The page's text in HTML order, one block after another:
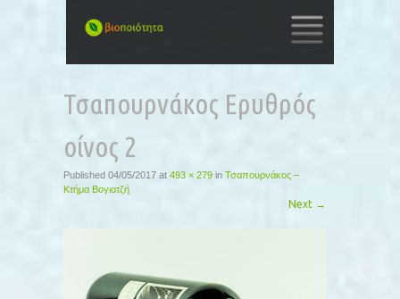
CONTENT
Τσαπουρνάκος Ερυθρός
οίνος 2
Published 04/05/2017 at 493 × 279 in Τσαπουρνάκος –
Κτήμα Βογιατζή
Next →